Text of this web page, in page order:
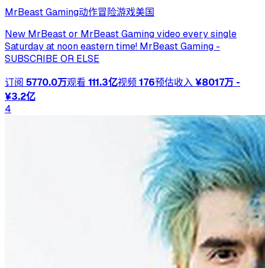
MrBeast Gaming动作冒险游戏美国
New MrBeast or MrBeast Gaming video every single
Saturday at noon eastern time! MrBeast Gaming -
SUBSCRIBE OR ELSE
订阅 5770.0万观看 111.3亿视频176预估收入¥8017万 -
¥3.2亿
4